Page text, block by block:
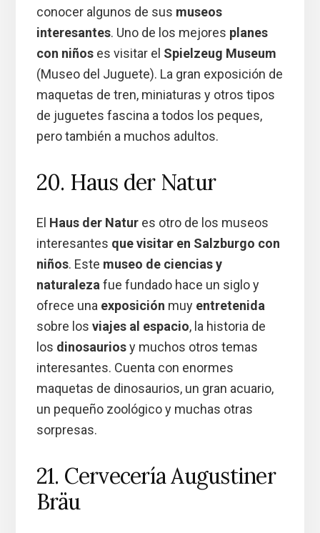
conocer algunos de sus museos
interesantes. Uno de los mejores planes
con niñoses visitar el Spielzeug Museum
(Museo del Juguete). La gran exposición de
maquetas de tren, miniaturas y otros tipos
de juguetes fascina a todos los peques,
pero también a muchos adultos.
20. Haus der Natur
El Haus der Natures otro de los museos
interesantes que visitar en Salzburgo con
niños. Este museo de ciencias y
naturalezafue fundado hace un siglo y
ofrece una exposición muyentretenida
sobre los viajes al espacio, la historia de
los dinosauriosy muchos otros temas
interesantes. Cuenta con enormes
maquetas de dinosaurios, un gran acuario,
un pequeño zoológico y muchas otras
sorpresas.
21. Cervecería Augustiner
Bräu